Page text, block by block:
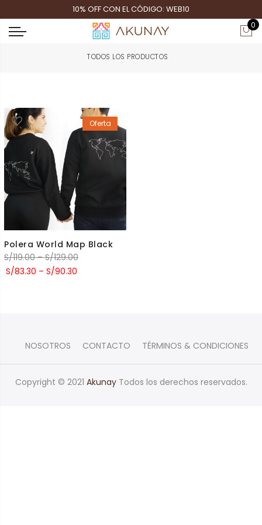
10% OFF CON EL CÓDIGO: WEB10
0
Oferta
Polera World Map Black
S/119.00–S/129.00
S/83.30 – S/90.30
NOSOTROS CONTACTO TÉRMINOS & CONDICIONES
Copyright © 2021 AkunayTodos los derechos reservados.